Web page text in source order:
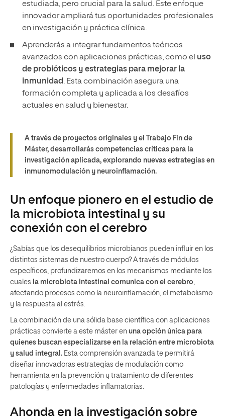
estudiada, pero crucial para la salud. Este enfoque
innovador ampliará tus oportunidades profesionales
en investigación y práctica clínica.
Aprenderás a integrar fundamentos teóricos
avanzados con aplicaciones prácticas, como el uso
de probióticos y estrategias para mejorar la
inmunidad. Esta combinación asegura una
formación completa y aplicada a los desafíos
actuales en salud y bienestar.
A través de proyectos originales y el Trabajo Fin de
Máster, desarrollarás competencias críticas para la
investigación aplicada, explorando nuevas estrategias en
inmunomodulación y neuroinflamación.
Un enfoque pionero en el estudio de
la microbiota intestinal y su
conexión con el cerebro
¿Sabías que los desequilibrios microbianos pueden influir en los
distintos sistemas de nuestro cuerpo? A través de módulos
específicos, profundizaremos en los mecanismos mediante los
cuales la microbiota intestinal comunica con el cerebro,
afectando procesos como la neuroinflamación, el metabolismo
y la respuesta al estrés.
La combinación de una sólida base científica con aplicaciones
prácticas convierte a este máster en una opción única para
quienes buscan especializarse en la relación entre microbiota
y salud integral. Esta comprensión avanzada te permitirá
diseñar innovadoras estrategias de modulación como
herramienta en la prevención y tratamiento de diferentes
patologías y enfermedades inflamatorias.
Ahonda en la investigación sobre